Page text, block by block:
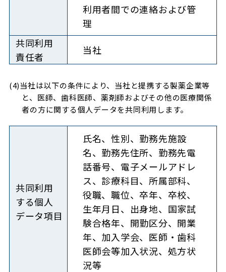
利用者間での連絡および管
理
共同利用
責任者
当社
(4)当社は以下の条件により、当社と提携する製薬企業等
と、医師、歯科医師、薬剤師およびその他の医療関係
者の方に関する個人データを共同利用します。
共同利用
する個人
データ項目
氏名、性別、勤務先施設
名、勤務先住所、勤務先電
話番号、電子メールアドレ
ス、診療科目、所属部科、
役職、職位、卒年、卒校、
生年月日、出身地、国家試
験合格年、開勤区分、開業
年、加入学会、医師・歯科
医師会等加入状況、処方状
況等